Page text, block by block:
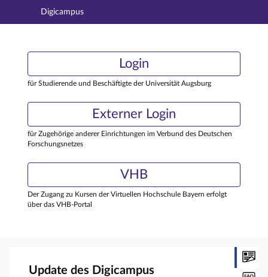
Hauptnavigation
Externer Login
Digicampus
Login
für Studierende und Beschäftigte der Universität Augsburg
Externer Login
für Zugehörige anderer Einrichtungen im Verbund des Deutschen
Forschungsnetzes
VHB
Der Zugang zu Kursen der Virtuellen Hochschule Bayern erfolgt
über das VHB-Portal
Update des Digicampus